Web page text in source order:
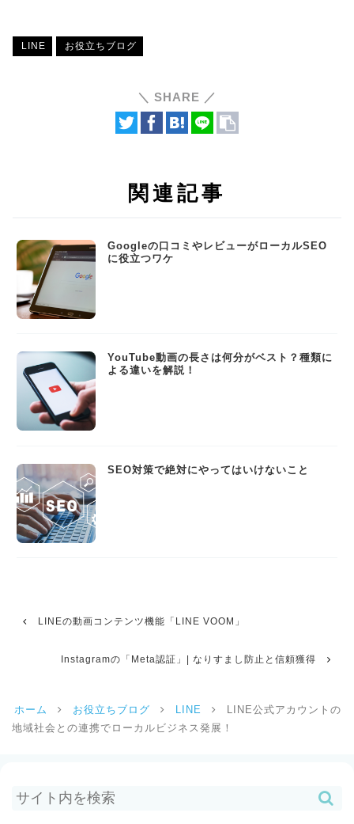
LINE お役立ちブログ
＼ SHARE ／
関連記事
Googleの口コミやレビューがローカルSEO
に役立つワケ
YouTube動画の長さは何分がベスト？種類に
よる違いを解説！
SEO対策で絶対にやってはいけないこと
LINEの動画コンテンツ機能「LINE VOOM」
Instagramの「Meta認証」| なりすまし防止と信頼獲得
ホーム お役立ちブログ LINE
LINE公式アカウントの
地域社会との連携でローカルビジネス発展！